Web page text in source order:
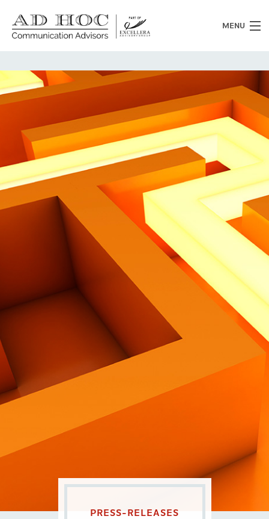
MENU
Chi siamo
Cosa facciamo
News
Clienti
Heritage
Lavora con noi
Contatti
Eng
PRESS-RELEASES